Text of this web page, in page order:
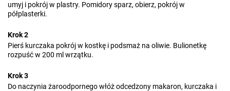
umyj i pokrój w plastry. Pomidory sparz, obierz, pokrój w
półplasterki.
Krok 2
Pierś kurczaka pokrój w kostkę i podsmaż na oliwie. Bulionetkę
rozpuść w 200 ml wrzątku.
Krok 3
Do naczynia żaroodpornego włóż odcedzony makaron, kurczaka i